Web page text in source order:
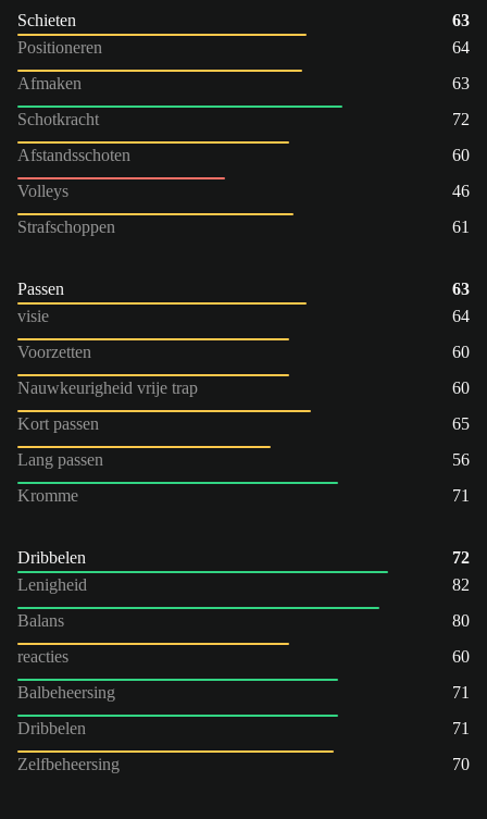
Schieten
63
Positioneren
64
Afmaken
63
Schotkracht
72
Afstandsschoten
60
Volleys
46
Strafschoppen
61
Passen
63
visie
64
Voorzetten
60
Nauwkeurigheid vrije trap
60
Kort passen
65
Lang passen
56
Kromme
71
Dribbelen
72
Lenigheid
82
Balans
80
reacties
60
Balbeheersing
71
Dribbelen
71
Zelfbeheersing
70